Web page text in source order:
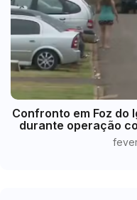
Confronto em Foz do
durante operação